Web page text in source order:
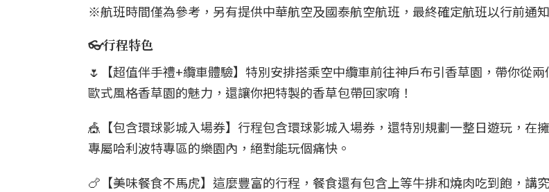
※航班時間僅為參考，另有提供中華航空及國泰航空航班，最終確定航班以行前通知
👓行程特色
🌷【超值伴手禮+纜車體驗】特別安排搭乘空中纜車前往神戶布引香草園，帶你從
歐式風格香草園的魅力，還讓你把特製的香草包帶回家唷！
🎪【包含環球影城入場券】行程包含環球影城入場券，還特別規劃一整日遊玩，在
專屬哈利波特專區的樂園內，絕對能玩個痛快。
🍗【美味餐食不馬虎】這麼豐富的行程，餐食還有包含上等牛排和燒肉吃到飽，講